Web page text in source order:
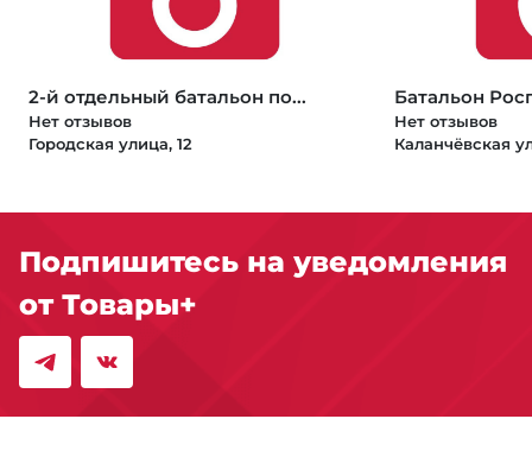
2-й отдельный батальон по...
Нет отзывов
Городская улица, 12
Батальон
Нет отзывов
Каланчёвская
Подпишитесь на уведомления
от Товары+